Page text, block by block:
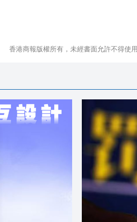
香港商報版權所有，未經書面允許不得使用